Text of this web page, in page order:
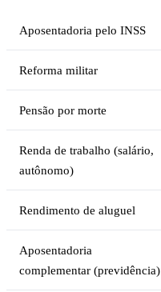
Aposentadoria pelo INSS
Reforma militar
Pensão por morte
Renda de trabalho (salário,
autônomo)
Rendimento de aluguel
Aposentadoria
complementar (previdência)